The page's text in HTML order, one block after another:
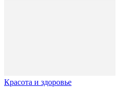
Красота и здоровье